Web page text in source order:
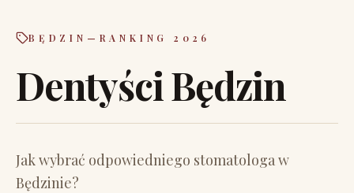
BĘDZIN — RANKING 2026
Dentyści Będzin
Jak wybrać odpowiedniego stomatologa w
Będzinie?